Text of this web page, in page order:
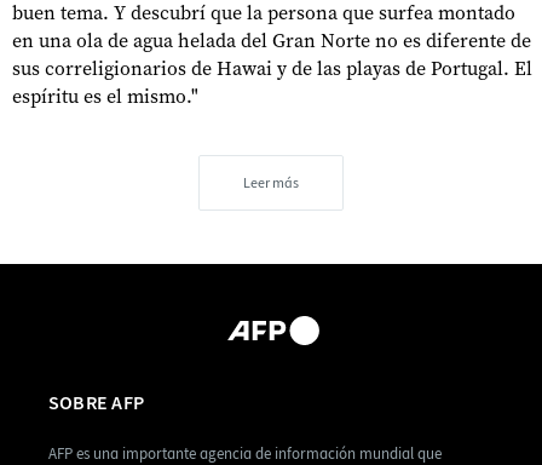
buen tema. Y descubrí que la persona que surfea montado
en una ola de agua helada del Gran Norte no es diferente de
sus correligionarios de Hawai y de las playas de Portugal. El
espíritu es el mismo."
Leer más
SOBRE AFP
AFP es una importante agencia de información mundial que